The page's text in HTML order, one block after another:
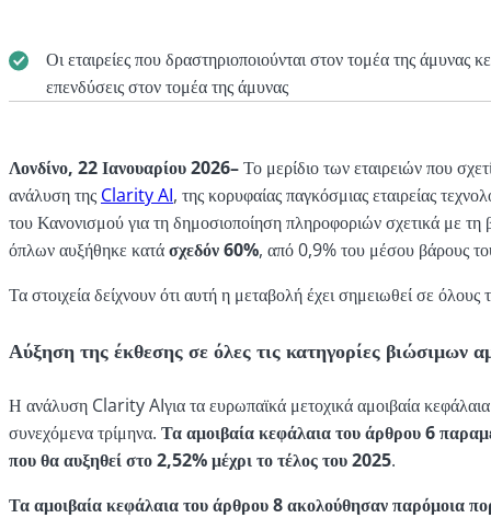
Οι εταιρείες που δραστηριοποιούνται στον τομέα της
επενδύσεις στον τομέα της άμυνας
Λονδίνο, 22 Ιανουαρίου2026–Το μερίδιο των εταιρειών που
ανάλυση της Clarity AI, της κορυφαίας παγκόσμιας εταιρείας
του Κανονισμού για τη δημοσιοποίηση πληροφοριών σχετικά με
όπλων αυξήθηκε κατάσχεδόν 60%, από 0,9% του μέσου βάρους
Τα στοιχεία δείχνουν ότι αυτή η μεταβολή έχει σημειωθεί σε
Αύξηση της έκθεσης σε όλες τις κατηγορίες βιώσιμων
Η ανάλυση Clarity AIγια τα ευρωπαϊκά μετοχικά αμοιβαία κεφάλαια
συνεχόμενα τρίμηνα. Τα αμοιβαία κεφάλαια του άρθρου 6
που θα αυξηθεί στο 2,52% μέχρι το τέλος του 2025.
Τα αμοιβαία κεφάλαια του άρθρου 8 ακολούθησαν παρόμοια